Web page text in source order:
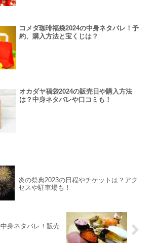
コメダ珈琲福袋2024の中身ネタバレ！予
約、購入方法と宝くじは？
オカダヤ福袋2024の販売日や購入方法
は？中身ネタバレや口コミも！
炎の祭典2023の日程やチケットは？アク
セスや駐車場も！
身ネタバレ！販売